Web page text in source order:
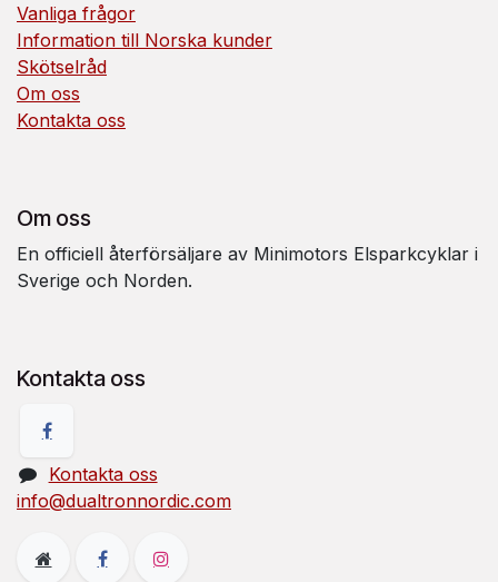
Vanliga frågor
Information till Norska kunder
Skötselråd
Om oss
Kontakta oss
Om oss
En officiell återförsäljare av Minimotors Elsparkcyklar i
Sverige och Norden.
Kontakta oss
Kontakta oss
info@dualtronnordic.com